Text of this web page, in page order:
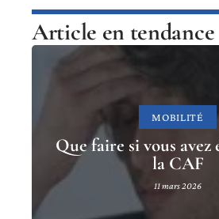
Article en tendance
MOBILITÉ
Que faire si vous avez
la CAF
11 mars 2026